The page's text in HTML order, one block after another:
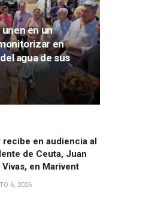
en un
en
agua de sus
recibe en audiencia al
de Ceuta, Juan
en Marivent
6, 2026